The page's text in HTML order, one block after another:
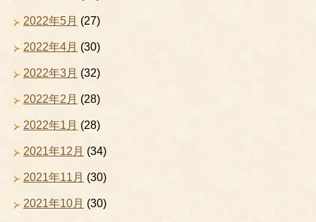
2022年5月 (27)
2022年4月 (30)
2022年3月 (32)
2022年2月 (28)
2022年1月 (28)
2021年12月 (34)
2021年11月 (30)
2021年10月 (30)